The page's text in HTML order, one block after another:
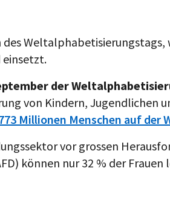
des
einsetzt.
der
von Kindern, Jugendlichen
Millionen Menschen auf der
vor grossen
können nur 32 % der